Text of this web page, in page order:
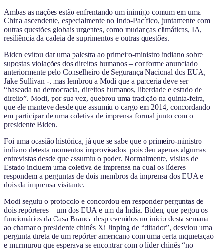
Ambas as nações estão enfrentando um inimigo comum em uma
China ascendente, especialmente no Indo-Pacífico, juntamente com
outras questões globais urgentes, como mudanças climáticas, IA,
resiliência da cadeia de suprimentos e outras questões.
Biden evitou dar uma palestra ao primeiro-ministro indiano sobre
supostas violações dos direitos humanos – conforme anunciado
anteriormente pelo Conselheiro de Segurança Nacional dos EUA,
Jake Sullivan -, mas lembrou a Modi que a parceria deve ser
“baseada na democracia, direitos humanos, liberdade e estado de
direito”. Modi, por sua vez, quebrou uma tradição na quinta-feira,
que ele manteve desde que assumiu o cargo em 2014, concordando
em participar de uma coletiva de imprensa formal junto com o
presidente Biden.
Foi uma ocasião histórica, já que se sabe que o primeiro-ministro
indiano detesta momentos improvisados, pois deu apenas algumas
entrevistas desde que assumiu o poder. Normalmente, visitas de
Estado incluem uma coletiva de imprensa na qual os líderes
respondem a perguntas de dois membros da imprensa dos EUA e
dois da imprensa visitante.
Modi seguiu o protocolo e concordou em responder perguntas de
dois repórteres – um dos EUA e um da Índia. Biden, que pegou os
funcionários da Casa Branca desprevenidos no início desta semana
ao chamar o presidente chinês Xi Jinping de “ditador”, desviou uma
pergunta direta de um repórter americano com uma certa inquietação
e murmurou que esperava se encontrar com o líder chinês “no